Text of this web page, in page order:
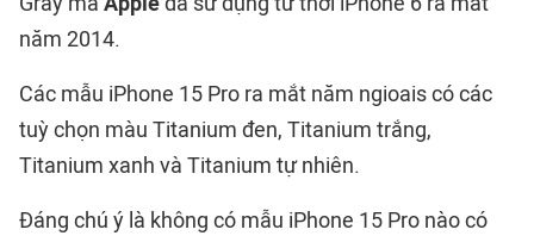
năm 2014.
Các mẫu iPhone 15 Pro ra mắt năm ngioais có các
tuỳ chọn màu Titanium đen, Titanium trắng,
Titanium xanh và Titanium tự nhiên.
Đáng chú ý là không có mẫu iPhone 15 Pro nào có